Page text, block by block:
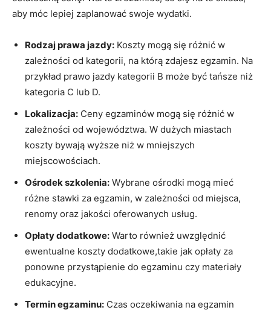
aby móc lepiej zaplanować swoje wydatki.
Rodzaj prawa jazdy: Koszty mogą się różnić w
zależności od kategorii, ⁣na którą zdajesz egzamin. Na
przykład prawo jazdy kategorii B może być tańsze niż
kategoria C lub D.
Lokalizacja: Ceny egzaminów mogą‍ się różnić w
zależności od województwa. W dużych miastach
koszty bywają wyższe niż w mniejszych
miejscowościach.
Ośrodek szkolenia: Wybrane ośrodki mogą mieć
‍różne stawki za egzamin, w zależności od miejsca,
renomy oraz ⁣jakości oferowanych usług.
Opłaty⁤ dodatkowe: ​Warto również uwzględnić
⁤ewentualne koszty dodatkowe,takie ⁢jak opłaty⁢ za
ponowne przystąpienie do⁢ egzaminu czy materiały‌
edukacyjne.
Termin egzaminu: Czas oczekiwania na egzamin